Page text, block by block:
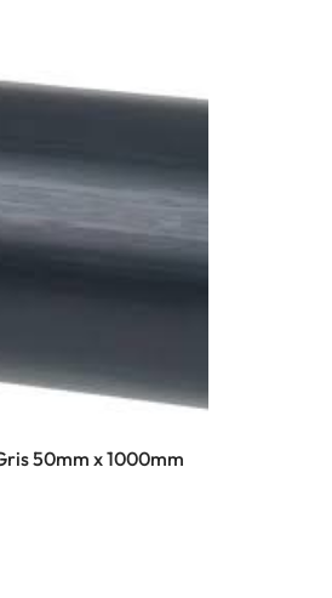
50mm x 1000mm